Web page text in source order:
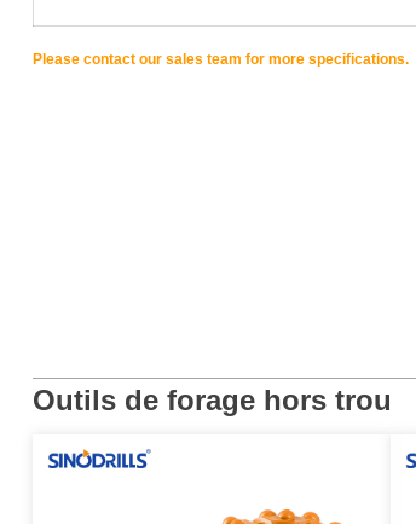
Please contact our sales team for more specifications.
Outils de forage hors trou